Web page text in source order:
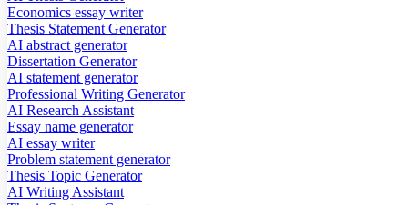
Economics essay writer
Thesis Statement Generator
AI abstract generator
Dissertation Generator
AI statement generator
Professional Writing Generator
AI Research Assistant
Essay name generator
AI essay writer
Problem statement generator
Thesis Topic Generator
AI Writing Assistant